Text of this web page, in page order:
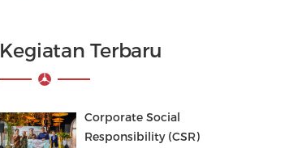
Kegiatan Terbaru
Corporate Social
Responsibility (CSR)